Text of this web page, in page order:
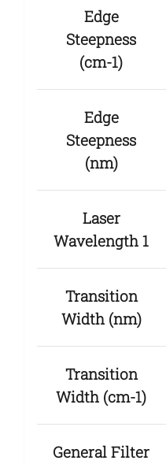
Edge
Steepness
(cm-1)
Edge
Steepness
(nm)
Laser
Wavelength 1
Transition
Width (nm)
Transition
Width (cm-1)
General Filter